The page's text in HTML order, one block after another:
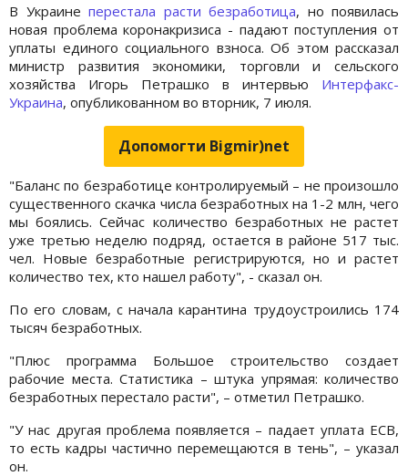
В Украине перестала расти безработица, но появилась
новая проблема коронакризиса - падают поступления от
уплаты единого социального взноса. Об этом рассказал
министр развития экономики, торговли и сельского
хозяйства Игорь Петрашко в интервью Интерфакс-
Украина, опубликованном во вторник, 7 июля.
Допомогти Bigmir)net
"Баланс по безработице контролируемый – не произошло
существенного скачка числа безработных на 1-2 млн, чего
мы боялись. Сейчас количество безработных не растет
уже третью неделю подряд, остается в районе 517 тыс.
чел. Новые безработные регистрируются, но и растет
количество тех, кто нашел работу", - сказал он.
По его словам, с начала карантина трудоустроились 174
тысяч безработных.
"Плюс программа Большое строительство создает
рабочие места. Статистика – штука упрямая: количество
безработных перестало расти", – отметил Петрашко.
"У нас другая проблема появляется – падает уплата ЕСВ,
то есть кадры частично перемещаются в тень", – указал
он.